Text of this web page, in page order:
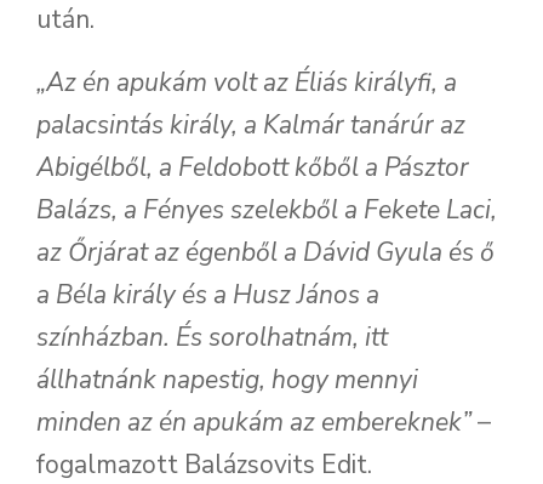
után.
„Az én apukám volt az Éliás királyfi, a
palacsintás király, a Kalmár tanárúr az
Abigélből, a Feldobott kőből a Pásztor
Balázs, a Fényes szelekből a Fekete Laci,
az Őrjárat az égenből a Dávid Gyula és ő
a Béla király és a Husz János a
színházban. És sorolhatnám, itt
állhatnánk napestig, hogy mennyi
minden az én apukám az embereknek”–
fogalmazott Balázsovits Edit.